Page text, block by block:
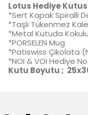
Lotus Hediye
*Sert Kapak Spiralli
*Taşlı Tükenmez
*Metal Kutuda
*PORSELEN Mug
*Patiswiss Çikolata
*NOI & VOI Hediye
Kutu Boyutu ;